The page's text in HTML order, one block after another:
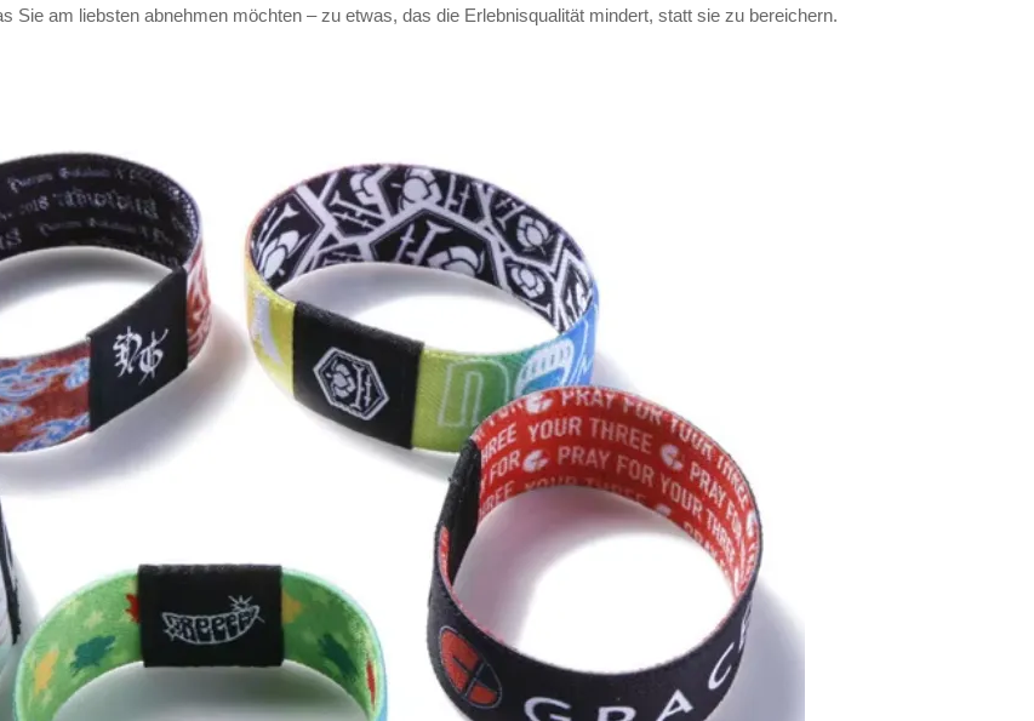
Sie am liebsten abnehmen möchten – zu etwas, das die Erlebnisqualität mindert, statt sie zu bereichern.